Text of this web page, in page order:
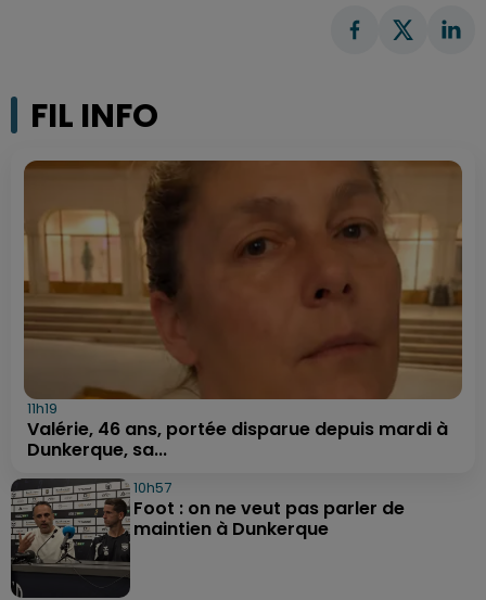
FIL INFO
11h19
Valérie, 46 ans, portée disparue depuis mardi à
Dunkerque, sa...
10h57
Foot : on ne veut pas parler de
maintien à Dunkerque